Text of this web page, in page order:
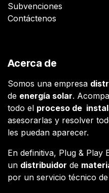
Subvenciones
Contáctenos
Acerca de
Somos una empresa
de energía solar.
todo el proceso de
asesorarlas y resolver
les puedan aparecer.
En definitiva, Plug & Play
un distribuidor de
por un servicio técnico de